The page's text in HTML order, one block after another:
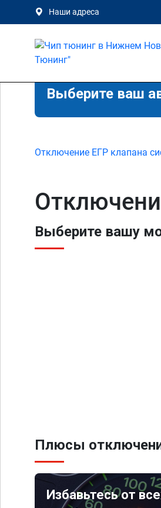
Наши адреса
Выберите ваш
Отключение ЕГР клапана
Выберите вашу
Плюсы
Избавьтесь от